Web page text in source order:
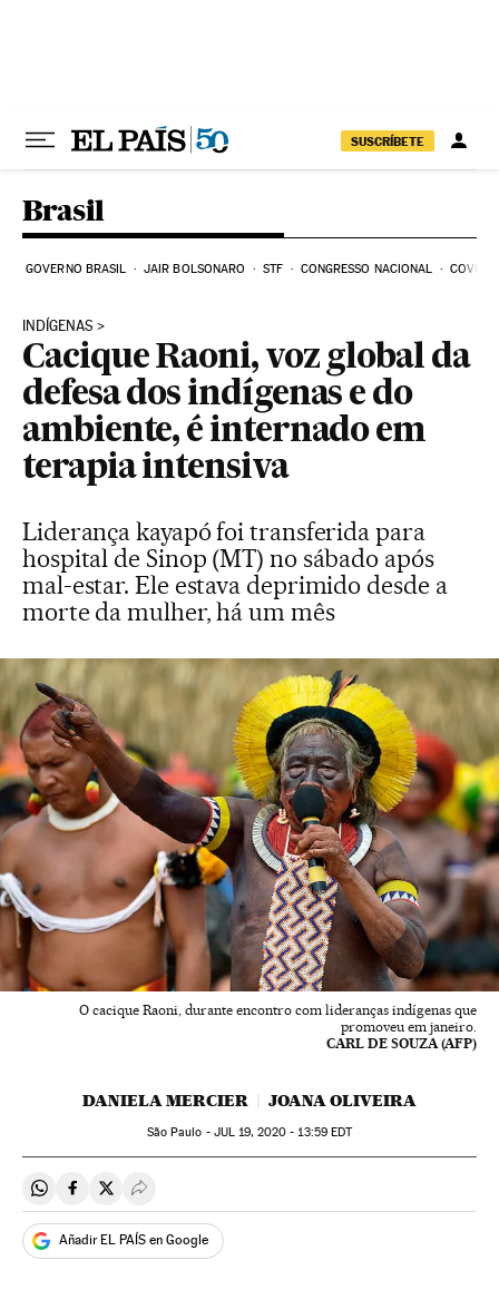
SUSCRÍBETE
Brasil
GOVERNO BRASIL JAIR BOLSONARO STF CONGRESSO NACIONAL COVID-
INDÍGENAS
Cacique Raoni, voz global da
defesa dos indígenas e do
ambiente, é internado em
terapia intensiva
Liderança kayapó foi transferida para
hospital de Sinop (MT) no sábado após
mal-estar. Ele estava deprimido desde a
morte da mulher, há um mês
O cacique Raoni, durante encontro com lideranças indígenas que
promoveu em janeiro.
CARL DE SOUZA (AFP)
DANIELA MERCIER JOANA OLIVEIRA
São Paulo - JUL 19, 2020 - 13:59EDT
Compartir en Whatsapp
Compartir en Facebook
Compartir en Twitter
Desplegar Redes Sociales
Añadir EL PAÍS en Google